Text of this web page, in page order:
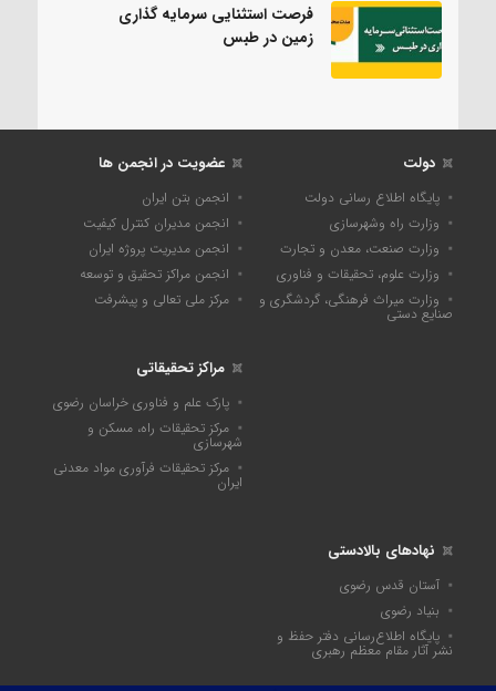
فرصت استثنایی سرمایه گذاری
زمین در طبس
دولت
پایگاه اطلاع رسانی دولت
وزارت راه وشهرسازی
وزارت صنعت، معدن و تجارت
وزارت علوم، تحقیقات و فناوری
وزارت میراث فرهنگی، گردشگری و
صنایع دستی
عضویت در انجمن ها
انجمن بتن ایران
انجمن مدیران کنترل کیفیت
انجمن مدیریت پروژه ایران
انجمن مراکز تحقیق و توسعه
مرکز ملی تعالی و پیشرفت
مراکز تحقیقاتی
پارک علم و فناوری خراسان رضوی
مرکز تحقیقات راه، مسکن و
شهرسازی
مرکز تحقیقات فرآوری مواد معدنی
ایران
نهادهای بالادستی
آستان قدس رضوی
بنیاد رضوی
پايگاه اطلاع‌رسانی دفتر حفظ و
نشر آثار مقام معظم رهبری